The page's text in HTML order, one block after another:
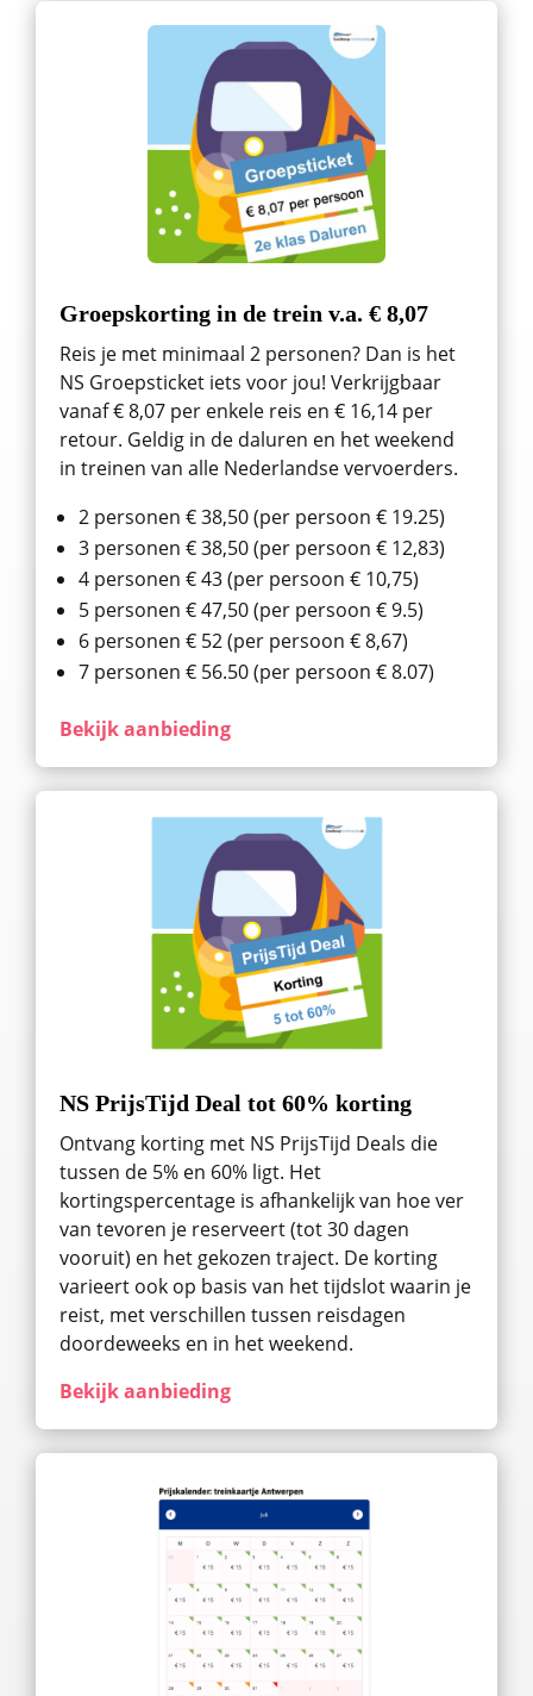
Groepskorting in de trein v.a. € 8,07
Reis je met minimaal 2 personen? Dan is het
NS Groepsticket iets voor jou! Verkrijgbaar
vanaf € 8,07 per enkele reis en € 16,14 per
retour. Geldig in de daluren en het weekend
in treinen van alle Nederlandse vervoerders.
2 personen € 38,50 (per persoon € 19.25)
3 personen € 38,50 (per persoon € 12,83)
4 personen € 43 (per persoon € 10,75)
5 personen € 47,50 (per persoon € 9.5)
6 personen € 52 (per persoon € 8,67)
7 personen € 56.50 (per persoon € 8.07)
Bekijk aanbieding
NS PrijsTijd Deal tot 60% korting
Ontvang korting met NS PrijsTijd Deals die
tussen de 5% en 60% ligt. Het
kortingspercentage is afhankelijk van hoe ver
van tevoren je reserveert (tot 30 dagen
vooruit) en het gekozen traject. De korting
varieert ook op basis van het tijdslot waarin je
reist, met verschillen tussen reisdagen
doordeweeks en in het weekend.
Bekijk aanbieding